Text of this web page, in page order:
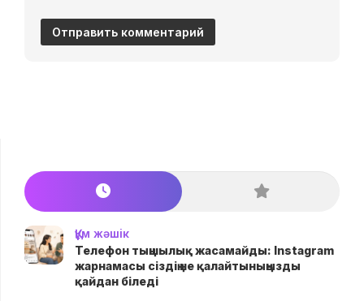
Құм жәшік
Телефон тыңшылық жасамайды: Instagram
жарнамасы сіздің не қалайтыныңызды
қайдан біледі